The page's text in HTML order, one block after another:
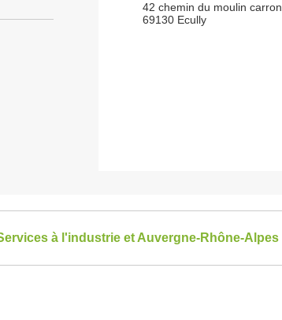
42 chemin du moulin carron
69130 Ecully
à l'industrie et Auvergne-Rhône-Alpes